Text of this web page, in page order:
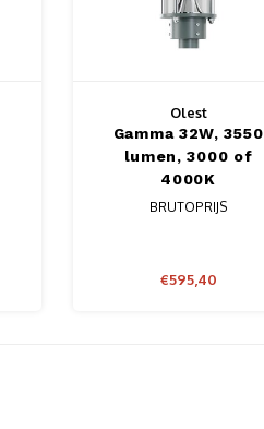
Olest
Gamma 32W, 3550
lumen, 3000 of
4000K
BRUTOPRIJS
€595,40